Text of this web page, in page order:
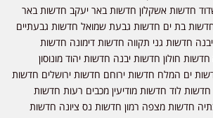
חדשות אשקלון חדשות באר יעקב חדשות באר
בת ים חדשות גבעת שמואל חדשות גבעתיים
חדשות גני תקווה חדשות דימונה חדשות
חולון חדשות יבנה חדשות יהוד מונוסון
ים המלח חדשות ירוחם חדשות ירושלים חדשות
לוד חדשות מודיעין מכבים רעות חדשות
חדשות מצפה רמון חדשות נס ציונה חדשות